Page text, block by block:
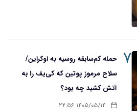
۷ حمله کم‌سابقه روسیه به اوکراین/
سلاح مرموز پوتین که کی‌یف را به
آتش کشید چه بود؟
۱۴۰۵/۰۵/۱۴ ۲۲:۵۶